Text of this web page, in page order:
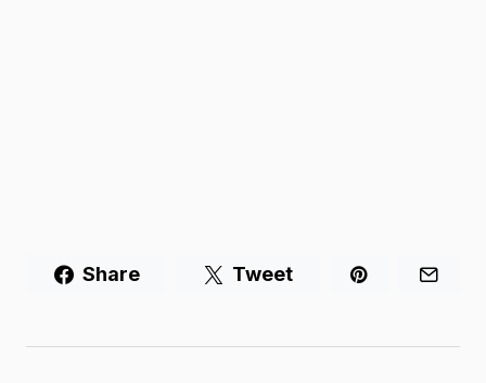
Share Tweet